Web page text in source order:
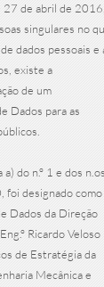
27 de abril de 2016,
singulares no que
dados pessoais e à
existe a
de um
Dados para as
do n.º 1 e dos n.os
foi designado como
Dados da Direção
Ricardo Veloso
de Estratégia da
Mecânica e